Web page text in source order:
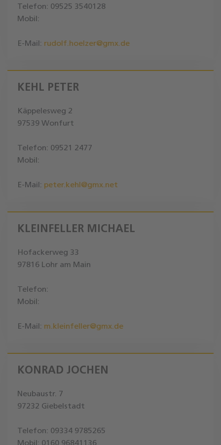
Telefon: 09525 3540128
Mobil:
E-Mail: rudolf.hoelzer@gmx.de
KEHL PETER
Käppelesweg 2
97539 Wonfurt
Telefon: 09521 2477
Mobil:
E-Mail: peter.kehl@gmx.net
KLEINFELLER MICHAEL
Hofackerweg 33
97816 Lohr am Main
Telefon:
Mobil:
E-Mail: m.kleinfeller@gmx.de
KONRAD JOCHEN
Neubaustr. 7
97232 Giebelstadt
Telefon: 09334 9785265